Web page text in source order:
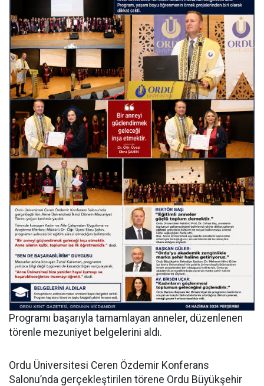
Programı başarıyla tamamlayan anneler, düzenlenen
törenle mezuniyet belgelerini aldı.
Ordu Üniversitesi Ceren Özdemir Konferans
Salonu’nda gerçekleştirilen törene Ordu Büyükşehir